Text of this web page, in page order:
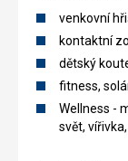
venkovní
kontaktní
dětský
fitness,
Wellness -
svět,